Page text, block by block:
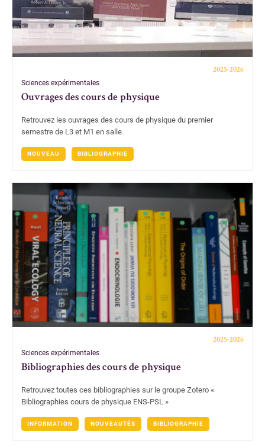
2025-2026
Sciences expérimentales
Ouvrages des cours de physique
Retrouvez les ouvrages des cours de physique du premier
semestre de L3 et M1 en salle.
NOUVEAU BIBLIOGRAPHIE
2025-2026
Sciences expérimentales
Bibliographies des cours de physique
Retrouvez toutes ces bibliographies sur le groupe Zotero «
Bibliographies cours de physique ENS-PSL »
INFORMATION NOUVEAUTÉS BIBLIOGRAPHIE